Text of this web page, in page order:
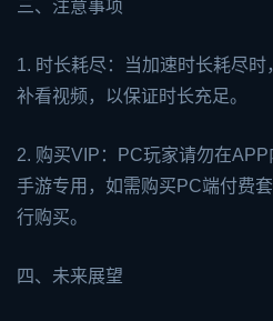
三、注意事项
1. 时长耗尽：当加速时长耗尽
补看视频，以保证时长充足。
2. 购买VIP：PC玩家请勿在
手游专用，如需购买PC端付费
行购买。
四、未来展望